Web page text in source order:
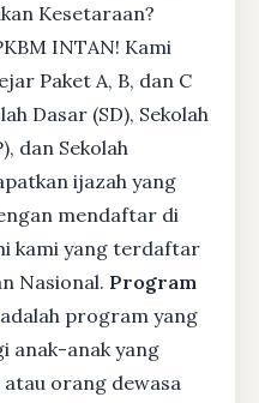
Kesetaraan?
INTAN! Kami
Paket A, B, dan C
Dasar (SD), Sekolah
dan Sekolah
ijazah yang
mendaftar di
kami yang terdaftar
Nasional. Program
adalah program yang
anak-anak yang
orang dewasa